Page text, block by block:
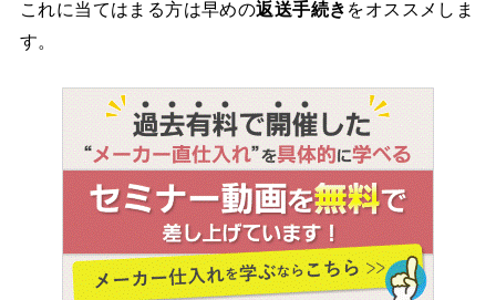
これに当てはまる方は早めの返送手続き をオススメしま
す。